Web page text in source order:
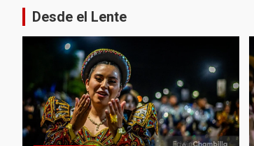
Desde el Lente